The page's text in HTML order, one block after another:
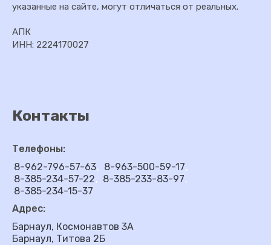
указанные на сайте, могут отличаться от реальных.
АПК
ИНН: 2224170027
Контакты
Телефоны:
8-962-796-57-63
8-963-500-59-17
8-385-234-57-22
8-385-233-83-97
8-385-234-15-37
Адрес:
Барнаул, Космонавтов 3А
Барнаул, Титова 2Б